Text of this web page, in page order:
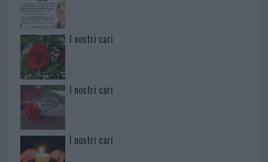
I nostri cari
I nostri cari
I nostri cari